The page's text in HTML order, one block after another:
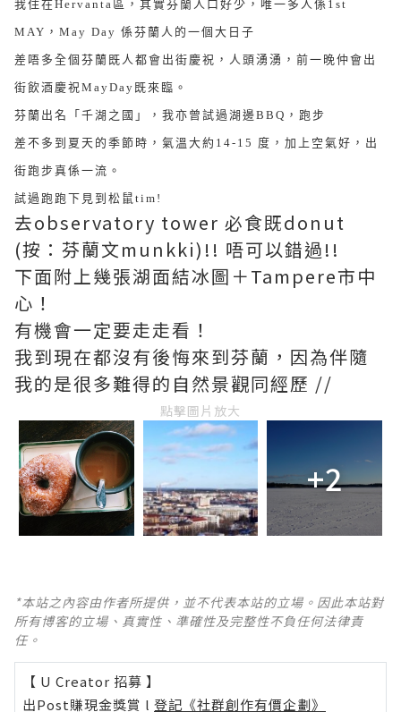
我住在Hervanta區，其實芬蘭人口好少，唯一多人係1st
MAY，May Day 係芬蘭人的一個大日子
差唔多全個芬蘭既人都會出街慶祝，人頭湧湧，前一晚仲會出
街飲酒慶祝MayDay既來臨。
芬蘭出名「千湖之國」，我亦曾試過湖邊BBQ，跑步
差不多到夏天的季節時，氣溫大約14-15 度，加上空氣好，出
街跑步真係一流。
試過跑跑下見到松鼠tim!
去observatory tower 必食既donut
(按：芬蘭文munkki)!! 唔可以錯過!!
下面附上幾張湖面結冰圖＋Tampere市中
心！
有機會一定要走走看！
我到現在都沒有後悔來到芬蘭，因為伴隨
我的是很多難得的自然景觀同經歷 //
點擊圖片放大
+2
*本站之內容由作者所提供，並不代表本站的立場。因此本站對
所有博客的立場、真實性、準確性及完整性不負任何法律責
任。
【 U Creator 招募 】
出Post賺現金獎賞 l 登記《社群創作有價企劃》